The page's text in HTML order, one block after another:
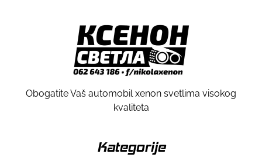
Obogatite Vaš automobil xenon svetlima visokog
kvaliteta
Kategorije